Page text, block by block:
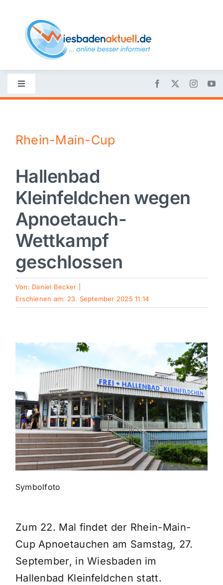
content
Toggle
Navigation
Nachrichten
Politik
Wirtschaft
Sport
Kultur
Panorama
Verkehrsmeldungen
Polizeimeldungen
Themen und Termine
Rhein-Main-Cup
Hallenbad
Kleinfeldchen wegen
Apnoetauch-
Wettkampf
geschlossen
Von: Daniel Becker
Erschienen am: 23. September 2025 11:14
Symbolfoto
Zum 22. Mal findet der Rhein-Main-
Cup Apnoetauchen am Samstag, 27.
September, in Wiesbaden im
Hallenbad Kleinfeldchen statt.